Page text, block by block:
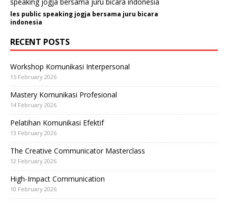
les public speaking jogja bersama juru bicara
indonesia
RECENT POSTS
Workshop Komunikasi Interpersonal
15 February 2026
Mastery Komunikasi Profesional
14 February 2026
Pelatihan Komunikasi Efektif
13 February 2026
The Creative Communicator Masterclass
12 February 2026
High-Impact Communication
10 February 2026